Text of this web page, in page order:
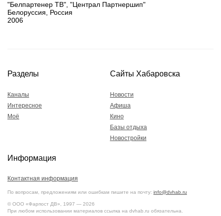
"Белпартенер ТВ", "Централ Партнершип"
Белоруссия, Россия
2006
Разделы
Каналы
Интересное
Моё
Сайты Хабаровска
Новости
Афиша
Кино
Базы отдыха
Новостройки
Информация
Контактная информация
По вопросам, предложениям или ошибкам пишите на почту: info@dvhab.ru
© ООО «Фарпост ДВ», 1997 — 2026
При любом использовании материалов ссылка на dvhab.ru обязательна.